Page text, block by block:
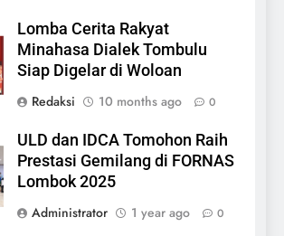
Lomba Cerita Rakyat
Minahasa Dialek Tombulu
Siap Digelar di Woloan
Redaksi
10 months ago 0
ULD dan IDCA Tomohon Raih
Prestasi Gemilang di FORNAS
Lombok 2025
Administrator
1 year ago 0